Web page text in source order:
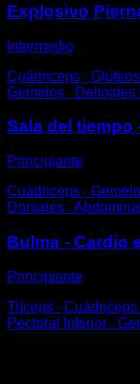
Explosivo
Intermedio
Cuádriceps ∙
Gemelos ∙ Deltoides
Sala del
Principiante
Cuádriceps ∙
Dorsales ∙
Bulma - Cardio
Principiante
Tríceps ∙
Pectoral Inferior ∙